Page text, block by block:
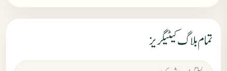
تمام بلاگ کیٹیگریز